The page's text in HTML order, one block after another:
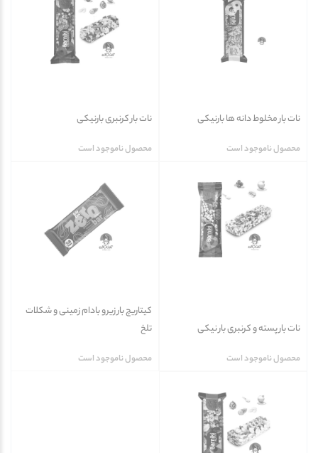
نات بار مخلوط دانه ها بارنیکی
محصول ناموجود است
نات بار کرنبری بارنیکی
محصول ناموجود است
نات بار پسته و کرنبری بار نیکی
محصول ناموجود است
کیتاریچ بار زیرو بادام زمینی و شکلات
تلخ
محصول ناموجود است